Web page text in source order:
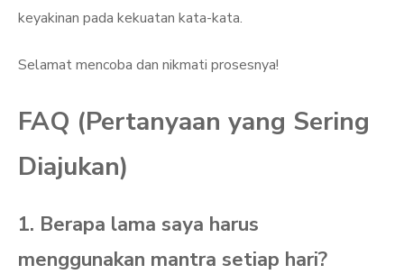
keyakinan pada kekuatan kata-kata.
Selamat mencoba dan nikmati prosesnya!
FAQ (Pertanyaan yang Sering
Diajukan)
1. Berapa lama saya harus
menggunakan mantra setiap hari?